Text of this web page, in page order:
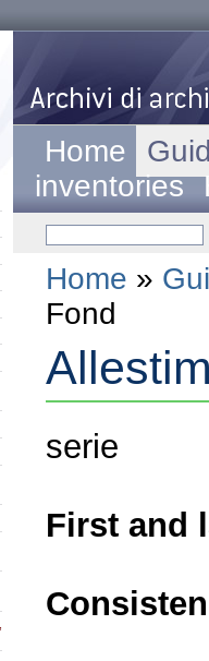
Home
inventories
Home »
Fond
serie
First and